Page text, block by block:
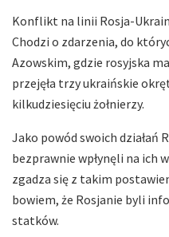
Konflikt na linii Rosja-
Chodzi o zdarzenia, do
Azowskim, gdzie rosyjska
przejęła trzy ukraińskie
kilkudziesięciu żołnierzy.
Jako powód swoich działań
bezprawnie wpłynęli na ich
zgadza się z takim
bowiem, że Rosjanie byli
statków.